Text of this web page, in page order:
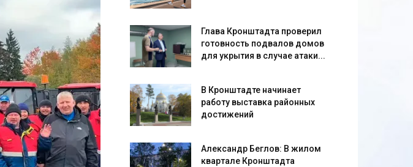
собор
Глава Кронштадта проверил
готовность подвалов домов
для укрытия в случае атаки...
В Кронштадте начинает
работу выставка районных
достижений
Александр Беглов: В жилом
квартале Кронштадта